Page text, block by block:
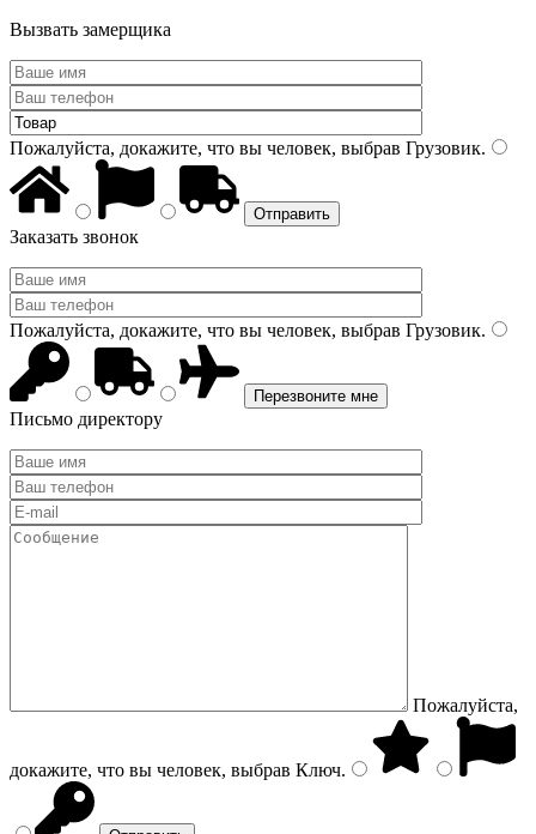
Вызвать замерщика
Пожалуйста, докажите, что вы человек, выбрав Грузовик.
Заказать звонок
Пожалуйста, докажите, что вы человек, выбрав Грузовик.
Письмо директору
Пожалуйста,
докажите, что вы человек, выбрав Ключ.